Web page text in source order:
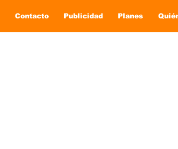
Contacto Publicidad Planes